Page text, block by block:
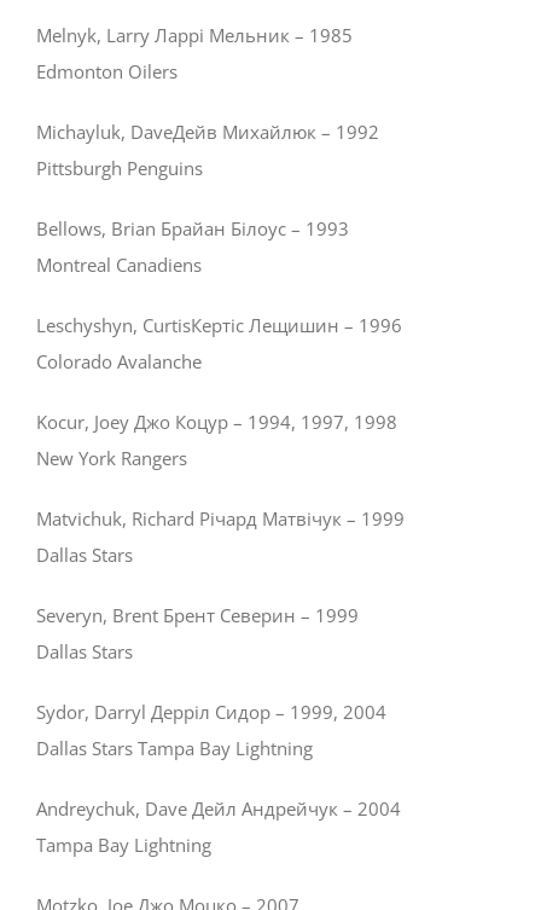
Melnyk, Larry Ларрі Мельник – 1985
Edmonton Oilers
Michayluk, DaveДейв Михайлюк – 1992
Pittsburgh Penguins
Bellows, Brian Брайан Білоус – 1993
Montreal Canadiens
Leschyshyn, CurtisКертіс Лещишин – 1996
Colorado Avalanche
Kocur, Joey Джо Коцур – 1994, 1997, 1998
New York Rangers
Matvichuk, Richard Річард Матвічук – 1999
Dallas Stars
Severyn, Brent Брент Северин – 1999
Dallas Stars
Sydor, Darryl Дерріл Сидор – 1999, 2004
Dallas Stars Tampa Bay Lightning
Andreychuk, Dave Дейл Андрейчук – 2004
Tampa Bay Lightning